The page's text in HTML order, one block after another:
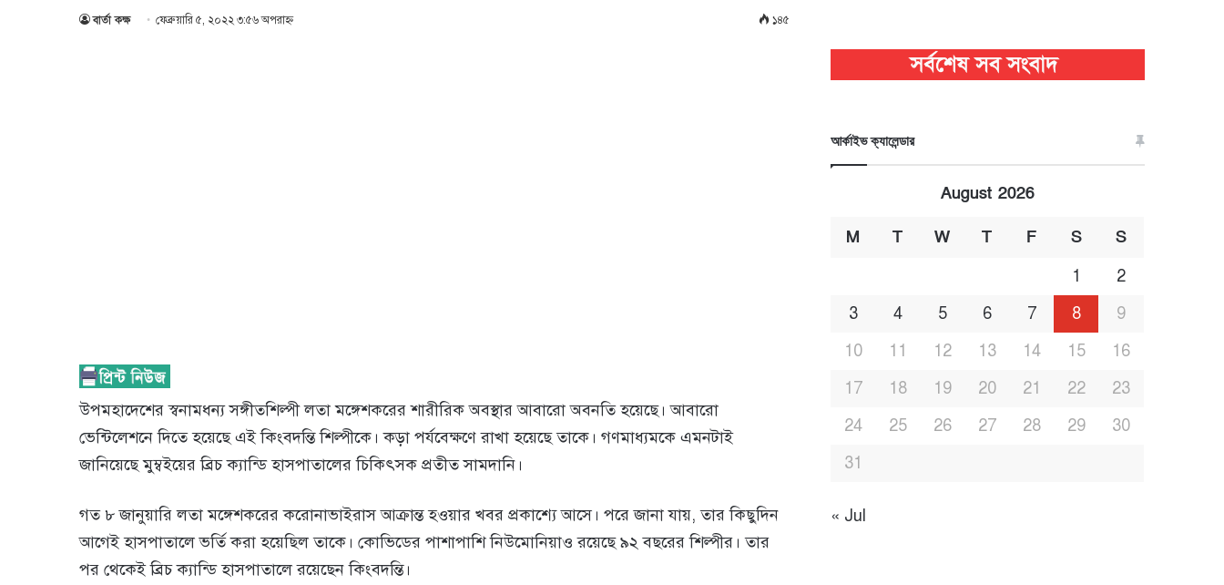
বার্তা কক্ষ ফেব্রুয়ারি ৫, ২০২২ ৩:৫৬ অপরাহ্ণ ১৪৫
উপমহাদেশের স্বনামধন্য সঙ্গীতশিল্পী লতা মঙ্গেশকরের শারীরিক অবস্থার আবারো অবনতি হয়েছে। আবারো
ভেন্টিলেশনে দিতে হয়েছে এই কিংবদন্তি শিল্পীকে। কড়া পর্যবেক্ষণে রাখা হয়েছে তাকে। গণমাধ্যমকে এমনটাই
জানিয়েছে মুম্বইয়ের ব্রিচ ক্যান্ডি হাসপাতালের চিকিৎসক প্রতীত সামদানি।
গত ৮ জানুয়ারি লতা মঙ্গেশকরের করোনাভাইরাস আক্রান্ত হওয়ার খবর প্রকাশ্যে আসে। পরে জানা যায়, তার কিছুদিন
আগেই হাসপাতালে ভর্তি করা হয়েছিল তাকে। কোভিডের পাশাপাশি নিউমোনিয়াও রয়েছে ৯২ বছরের শিল্পীর। তার
পর থেকেই ব্রিচ ক্যান্ডি হাসপাতালে রয়েছেন কিংবদন্তি।
আর্কাইভ ক্যালেন্ডার
August 2026
M T W T F S S
1
2
3
4 5 6 7 8
9
10
11 12 13 14 15
16
17
18 19 20 21 22
23
24
25 26 27 28 29
30
31
« Jul